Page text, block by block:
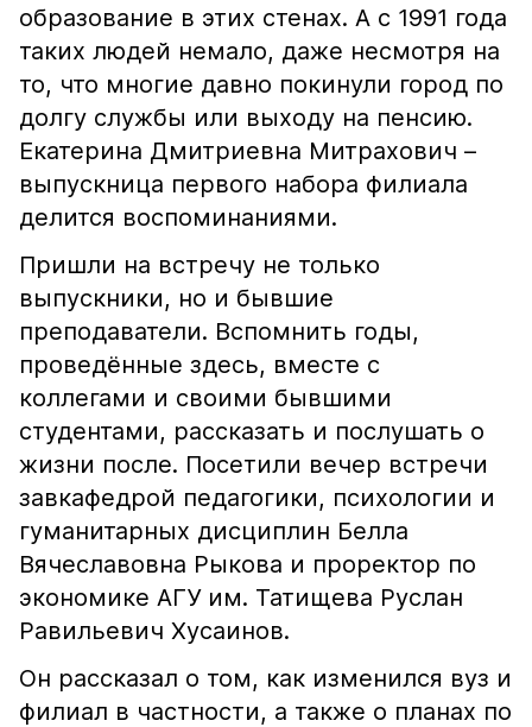
образование в этих стенах. А с 1991 года
таких людей немало, даже несмотря на
то, что многие давно покинули город по
долгу службы или выходу на пенсию.
Екатерина Дмитриевна Митрахович –
выпускница первого набора филиала
делится воспоминаниями.
Пришли на встречу не только
выпускники, но и бывшие
преподаватели. Вспомнить годы,
проведëнные здесь, вместе с
коллегами и своими бывшими
студентами, рассказать и послушать о
жизни после. Посетили вечер встречи
завкафедрой педагогики, психологии и
гуманитарных дисциплин Белла
Вячеславовна Рыкова и проректор по
экономике АГУ им. Татищева Руслан
Равильевич Хусаинов.
Он рассказал о том, как изменился вуз и
филиал в частности, а также о планах по